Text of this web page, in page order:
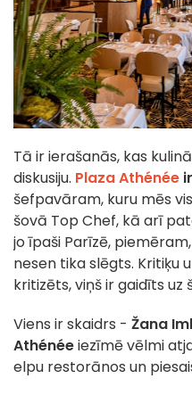
Tā ir ierašanās, kas
diskusiju. Plaza Athénée ir
šefpavāram, kuru mēs
šovā Top Chef, kā arī
jo īpaši Parīzē,
nesen tika slēgts. Kritiķu
kritizēts, viņš ir gaidīts uz
Viens ir skaidrs - Žana
Athénéeiezīmē vēlmi
elpu restorānos un